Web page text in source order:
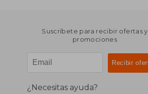
Suscríbete para recibir ofertas y
promociones
¿Necesitas ayuda?